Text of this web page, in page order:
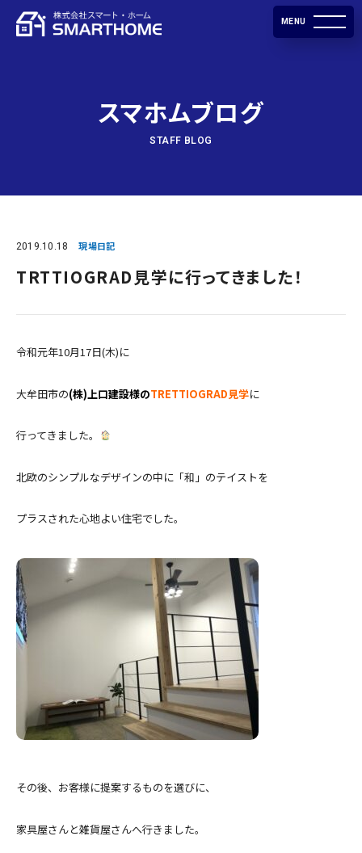
MENU
スマホムブログ
STAFF BLOG
2019.10.18 現場日記
TRTTIOGRAD見学に行ってきました！
令和元年10月17日(木)に
大牟田市の(株)上口建設様のTRETTIOGRAD見学に
行ってきました。
北欧のシンプルなデザインの中に「和」のテイストを
プラスされた心地よい住宅でした。
その後、お客様に提案するものを選びに、
家具屋さんと雑貨屋さんへ行きました。